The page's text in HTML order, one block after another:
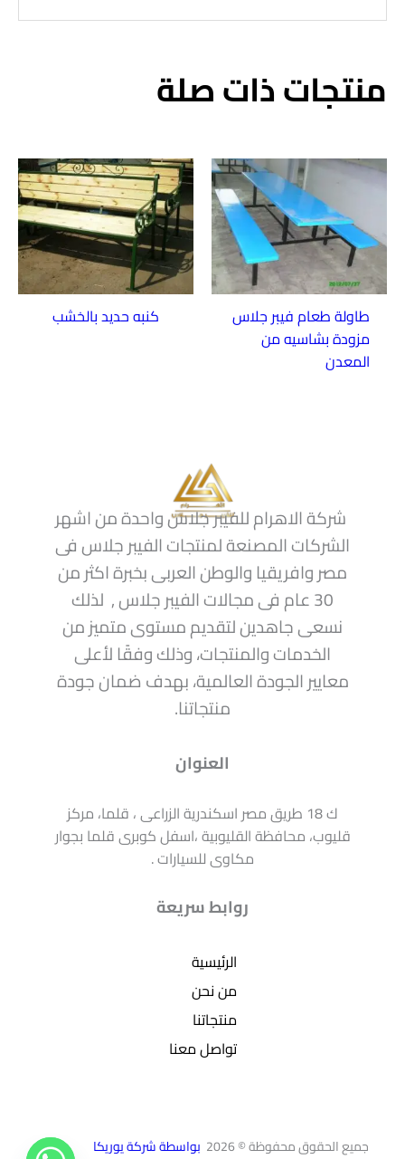
منتجات ذات صلة
طاولة طعام فيبر جلاس
مزودة بشاسيه من
المعدن
كنبه حديد بالخشب
شركة الاهرام للفيبر جلاس واحدة من اشهر
الشركات المصنعة لمنتجات الفيبر جلاس فى
مصر وافريقيا والوطن العربى بخبرة اكثر من
30 عام فى مجالات الفيبر جلاس , لذلك
نسعى جاهدين لتقديم مستوى متميز من
الخدمات والمنتجات، وذلك وفقًا لأعلى
معايير الجودة العالمية، بهدف ضمان جودة
منتجاتنا.
العنوان
ك 18 طريق مصر اسكندرية الزراعى ، قلما، مركز
قليوب، محافظة القليوبية ،اسفل كوبرى قلما بجوار
مكاوى للسيارات .
روابط سريعة
الرئيسية
من نحن
منتجاتنا
تواصل معنا
جميع الحقوق محفوظة © 2026 بواسطة شركة يوريكا